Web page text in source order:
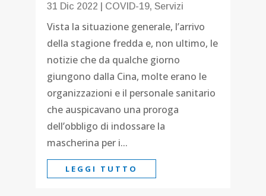
31 Dic 2022 COVID-19, Servizi
Vista la situazione generale, l’arrivo
della stagione fredda e, non ultimo, le
notizie che da qualche giorno
giungono dalla Cina, molte erano le
organizzazioni e il personale sanitario
che auspicavano una proroga
dell’obbligo di indossare la
mascherina per i...
LEGGI TUTTO